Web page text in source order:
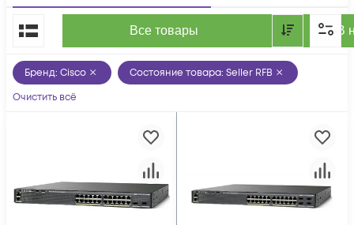
Все товары В
По популярности
Бренд: Cisco Состояние товара: Seller RFB
Очистить всё